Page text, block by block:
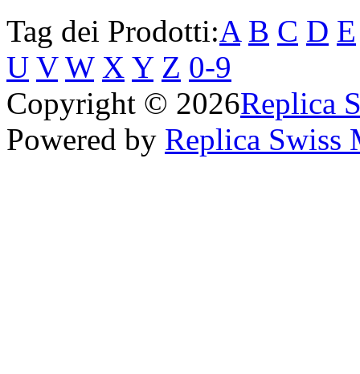
Tag dei Prodotti:A B C D E
U V W X Y Z 0-9
Copyright © 2026Replica
Powered by Replica Swiss